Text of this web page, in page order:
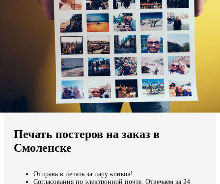
Мы доставляем по всему миру
Продолжить без города
Печать постеров на заказ в
Смоленске
Отправь в печать за пару кликов!
Согласования по электронной почте. Отвечаем за 24